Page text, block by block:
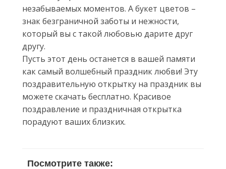
незабываемых моментов. А букет цветов –
знак безграничной заботы и нежности,
который вы с такой любовью дарите друг
другу.
Пусть этот день останется в вашей памяти
как самый волшебный праздник любви! Эту
поздравительную открытку на праздник вы
можете скачать бесплатно. Красивое
поздравление и праздничная открытка
порадуют ваших близких.
Посмотрите также: